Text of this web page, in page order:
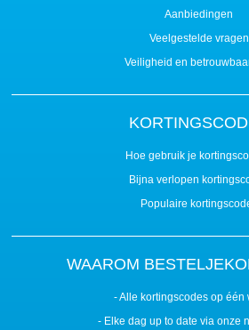
Aanbiedingen
Veelgestelde vragen
Veiligheid en
Hoe gebruik je
Bijna verlopen
Populaire
WAAROM
- Alle kortingscodes op één
- Elke dag up to date via onze